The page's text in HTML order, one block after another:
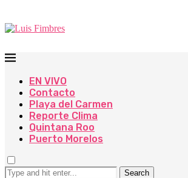
EN VIVO
Contacto
Playa del Carmen
Reporte Clima
Quintana Roo
Puerto Morelos
Search